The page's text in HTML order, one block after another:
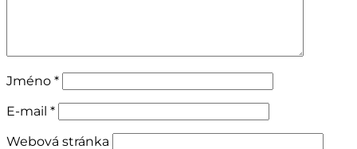
Jméno *
E-mail *
Webová stránka